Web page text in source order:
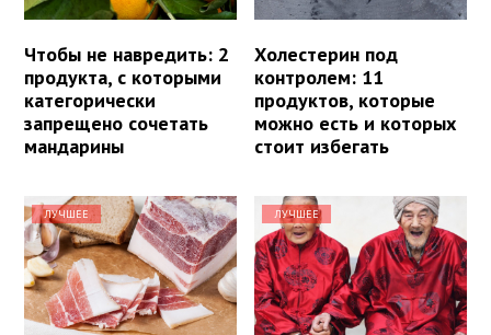
Чтобы не навредить: 2
продукта, с которыми
категорически
запрещено сочетать
мандарины
Холестерин под
контролем: 11
продуктов, которые
можно есть и которых
стоит избегать
ЛУЧШЕЕ ЛУЧШЕЕ